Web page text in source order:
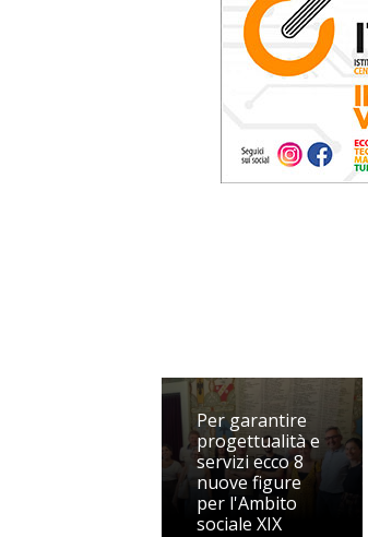
Per garantire
progettualità e
servizi ecco 8
nuove figure
per l'Ambito
sociale XIX